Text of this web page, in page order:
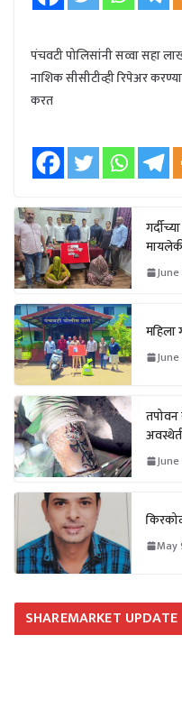
पंचवटी पोलिसांनी सव्वा सहा
नाशिक सीसीटीव्ही रिपेअर
करत
महिला
May
SHAREMARKET UPDATE